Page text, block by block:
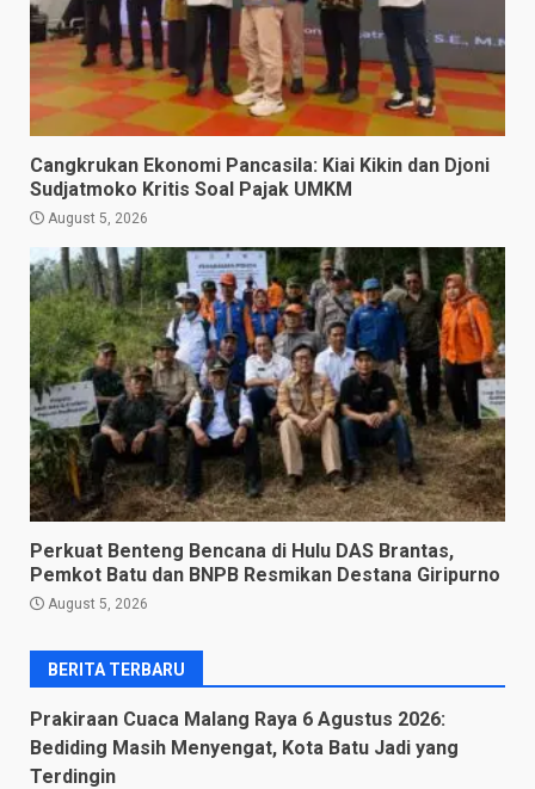
Cangkrukan Ekonomi Pancasila: Kiai Kikin dan Djoni
Sudjatmoko Kritis Soal Pajak UMKM
August 5, 2026
Perkuat Benteng Bencana di Hulu DAS Brantas,
Pemkot Batu dan BNPB Resmikan Destana Giripurno
August 5, 2026
BERITA TERBARU
Prakiraan Cuaca Malang Raya 6 Agustus 2026:
Bediding Masih Menyengat, Kota Batu Jadi yang
Terdingin